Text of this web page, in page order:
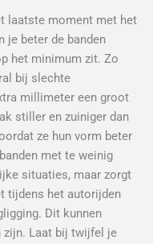
laatste moment met het
je beter de banden
het minimum zit. Zo
bij slechte
millimeter een groot
stiller en zuiniger dan
ze hun vorm beter
met te weinig
situaties, maar zorgt
tijdens het autorijden
Dit kunnen
zijn. Laat bij twijfel je